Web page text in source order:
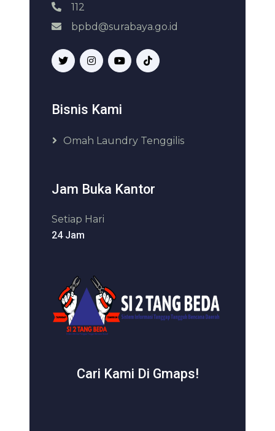
112
bpbd@surabaya.go.id
Bisnis Kami
Omah Laundry Tenggilis
Jam Buka Kantor
Setiap Hari
24 Jam
Cari Kami Di Gmaps!